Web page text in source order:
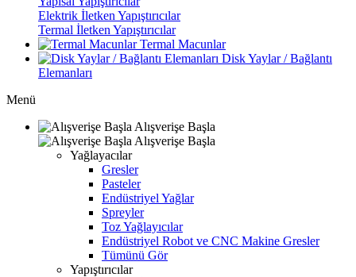
Elektrik İletken Yapıştırıcılar
Termal İletken Yapıştırıcılar
Termal Macunlar
Disk Yaylar / Bağlantı
Elemanları
Menü
Alışverişe Başla
Alışverişe Başla
Yağlayacılar
Gresler
Pasteler
Endüstriyel Yağlar
Spreyler
Toz Yağlayıcılar
Endüstriyel Robot ve CNC Makine Gresler
Tümünü Gör
Yapıştırıcılar